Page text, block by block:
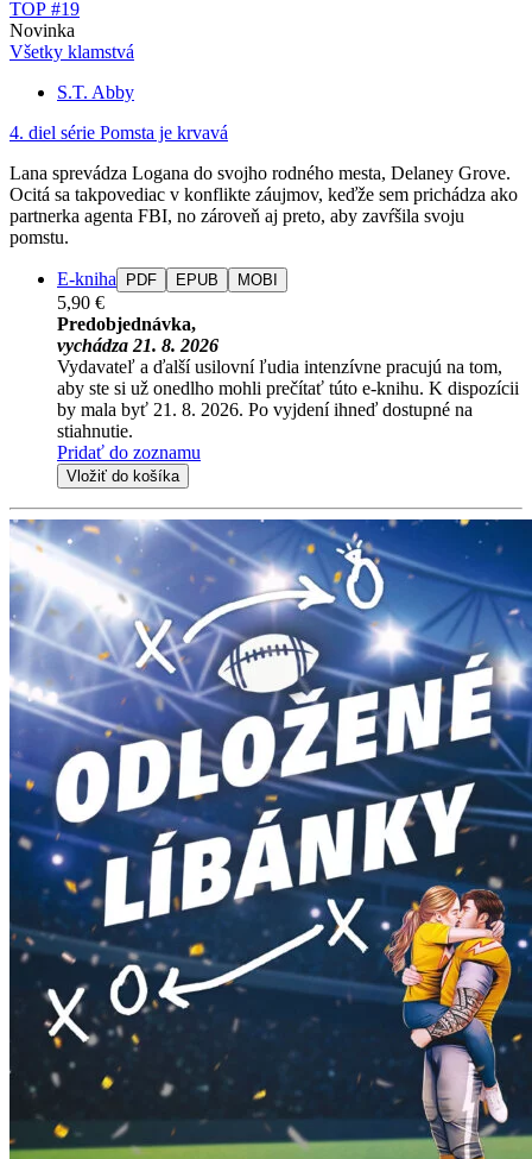
TOP #19
Novinka
Všetky klamstvá
S.T. Abby
4. diel série Pomsta je krvavá
Lana sprevádza Logana do svojho rodného mesta, Delaney Grove.
Ocitá sa takpovediac v konflikte záujmov, keďže sem prichádza ako
partnerka agenta FBI, no zároveň aj preto, aby zavŕšila svoju
pomstu.
E-kniha PDF EPUB MOBI
5,90 €
Predobjednávka,
vychádza 21. 8. 2026
Vydavateľ a ďalší usilovní ľudia intenzívne pracujú na tom,
aby ste si už onedlho mohli prečítať túto e-knihu. K dispozícii
by mala byť 21. 8. 2026. Po vyjdení ihneď dostupné na
stiahnutie.
Pridať do zoznamu
Vložiť do košíka